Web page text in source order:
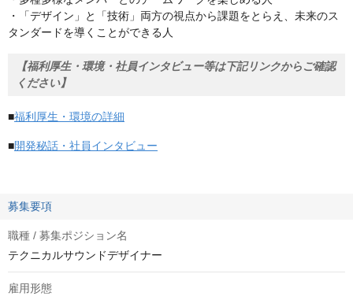
・「デザイン」と「技術」両方の視点から課題をとらえ、未来のス
タンダードを導くことができる人
【福利厚生・環境・社員インタビュー等は下記リンクからご確認
ください】
■福利厚生・環境の詳細
■開発秘話・社員インタビュー
募集要項
職種 / 募集ポジション名
テクニカルサウンドデザイナー
雇用形態